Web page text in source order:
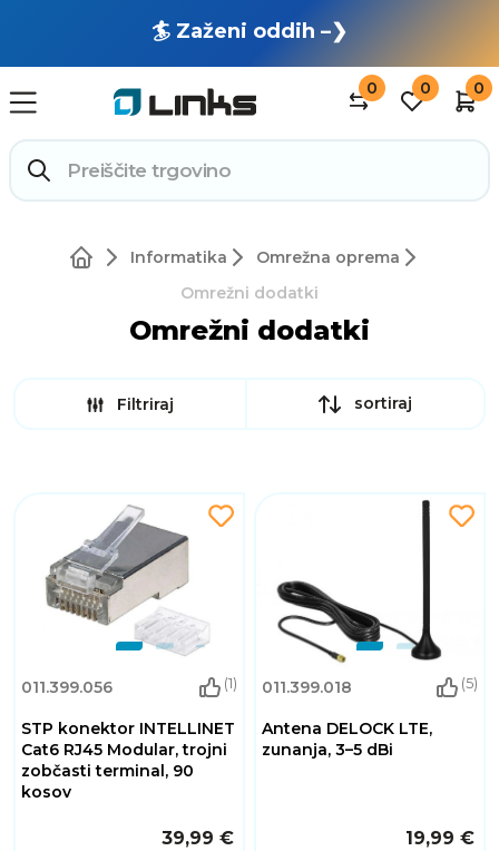
🏄 Zaženi oddih –❯
0 0 0
Informatika
Omrežna oprema
Omrežni dodatki
Omrežni dodatki
Filtriraj sortiraj
011.399.056 (1)
STP konektor INTELLINET
Cat6 RJ45 Modular, trojni
zobčasti terminal, 90
kosov
39,99 €
011.399.018 (5)
Antena DELOCK LTE,
zunanja, 3–5 dBi
19,99 €